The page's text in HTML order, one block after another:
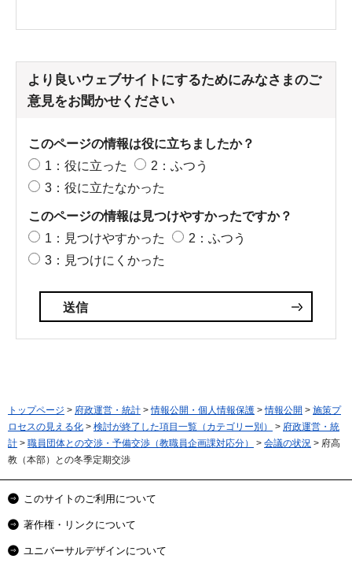
より良いウェブサイトにするためにみなさまのご
意見をお聞かせください
このページの情報は役に立ちましたか？
1：役に立った
2：ふつう
3：役に立たなかった
このページの情報は見つけやすかったですか？
1：見つけやすかった
2：ふつう
3：見つけにくかった
トップページ > 府政運営・統計 >情報公開・個人情報保護 >情報公開 > 施策プ
ロセスの見える化 > 検討が終了した項目一覧（カテゴリー別） > 府政運営・統
計 > 職員団体との交渉・予備交渉（教職員企画課対応分） > 会議の状況 > 府高
教（本部）との冬季定期交渉
このサイトのご利用について
著作権・リンクについて
ユニバーサルデザインについて